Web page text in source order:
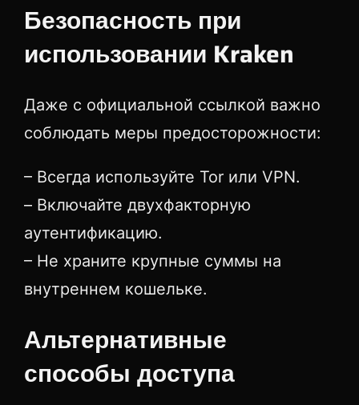
Безопасность при
использовании Kraken
Даже с официальной ссылкой важно
соблюдать меры предосторожности:
– Всегда используйте Tor или VPN.
– Включайте двухфакторную
аутентификацию.
– Не храните крупные суммы на
внутреннем кошельке.
Альтернативные
способы доступа